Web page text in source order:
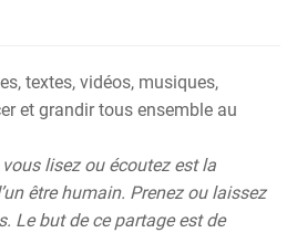
textes, vidéos, musiques,
et grandir tous ensemble au
vous lisez ou écoutez est la
être humain. Prenez ou laissez
Le but de ce partage est de